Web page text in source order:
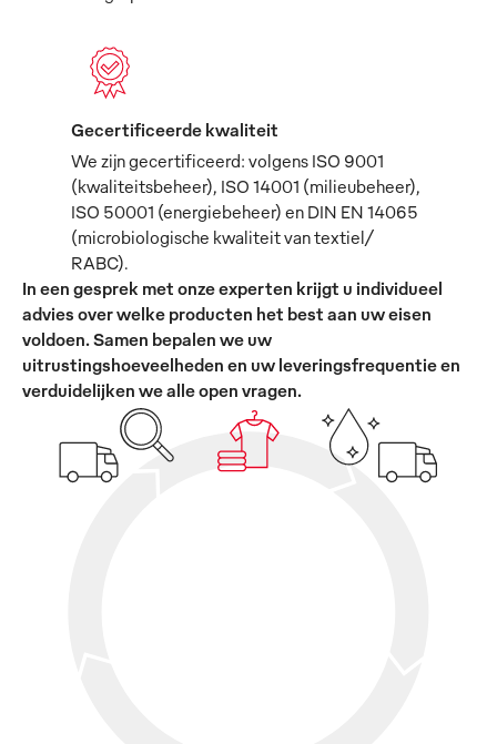
Gecertificeerde kwaliteit
We zijn gecertificeerd: volgens ISO 9001
(kwaliteitsbeheer), ISO 14001 (milieubeheer),
ISO 50001 (energiebeheer) en DIN EN 14065
(microbiologische kwaliteit van textiel/
RABC).
In een gesprek met onze experten krijgt u individueel
advies over welke producten het best aan uw eisen
voldoen. Samen bepalen we uw
uitrustingshoeveelheden en uw leveringsfrequentie en
verduidelijken we alle open vragen.